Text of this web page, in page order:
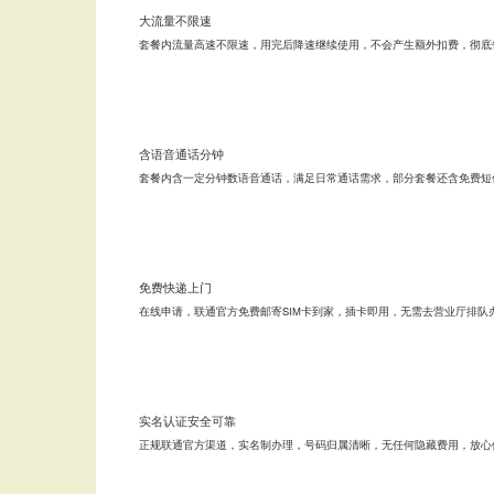
大流量不限速
套餐内流量高速不限速，用完后降速继续使用，不会产生额外扣费，彻底
含语音通话分钟
套餐内含一定分钟数语音通话，满足日常通话需求，部分套餐还含免费短
免费快递上门
在线申请，联通官方免费邮寄SIM卡到家，插卡即用，无需去营业厅排队
实名认证安全可靠
正规联通官方渠道，实名制办理，号码归属清晰，无任何隐藏费用，放心